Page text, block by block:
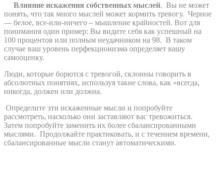
Влияние искажения собственных мыслей. Вы не может
понять, что так много мыслей может кормить тревогу. Черное
— белое, все-или-ничего – мышление крайностей. Вот для
понимания один пример: Вы видите себя как успешный на
100 процентов или полным неудачником на 98. В таком
случае ваш уровень перфекционизма определяет вашу
самооценку.
Люди, которые борются с тревогой, склонны говорить в
абсолютных понятиях, используя такие слова, как «всегда,
никогда, должен или должна.
Определите эти искаженные мысли и попробуйте
рассмотреть, насколько они заставляют вас тревожиться.
Затем попробуйте заменить их более сбалансированными
мыслями. Продолжайте практиковать, и с течением времени,
сбалансированные мысли станут автоматическими.